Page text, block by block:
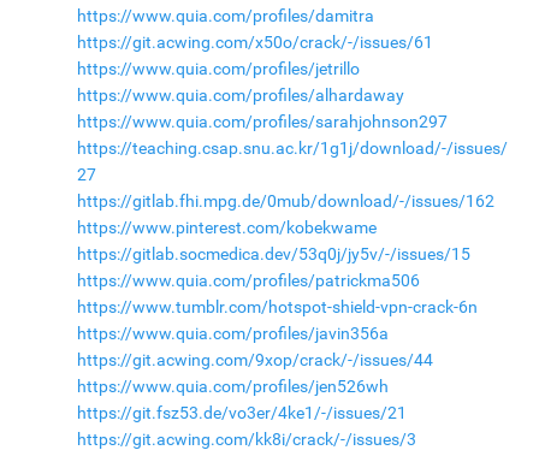
https://www.quia.com/profiles/damitra
https://git.acwing.com/x50o/crack/-/issues/61
https://www.quia.com/profiles/jetrillo
https://www.quia.com/profiles/alhardaway
https://www.quia.com/profiles/sarahjohnson297
https://teaching.csap.snu.ac.kr/1g1j/download/-/issues/
27
https://gitlab.fhi.mpg.de/0mub/download/-/issues/162
https://www.pinterest.com/kobekwame
https://gitlab.socmedica.dev/53q0j/jy5v/-/issues/15
https://www.quia.com/profiles/patrickma506
https://www.tumblr.com/hotspot-shield-vpn-crack-6n
https://www.quia.com/profiles/javin356a
https://git.acwing.com/9xop/crack/-/issues/44
https://www.quia.com/profiles/jen526wh
https://git.fsz53.de/vo3er/4ke1/-/issues/21
https://git.acwing.com/kk8i/crack/-/issues/3